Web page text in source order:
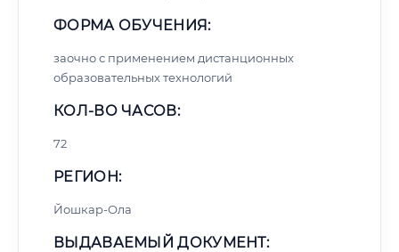
ФОРМА ОБУЧЕНИЯ:
заочно с применением дистанционных
образовательных технологий
КОЛ-ВО ЧАСОВ:
72
РЕГИОН:
Йошкар-Ола
ВЫДАВАЕМЫЙ ДОКУМЕНТ: